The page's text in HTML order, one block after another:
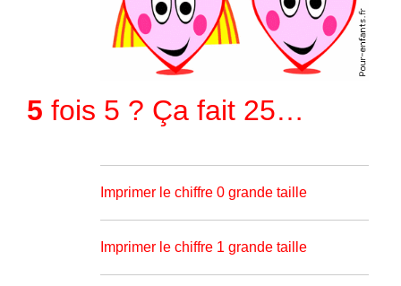
5 fois 5 ? Ça fait 25…
Imprimer le chiffre 0 grande taille
Imprimer le chiffre 1 grande taille